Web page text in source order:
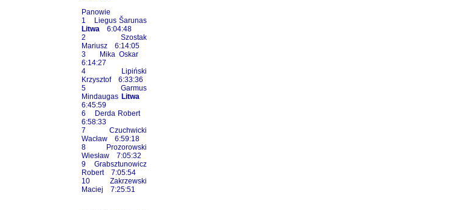
Panowie
1 Liegus Šarunas
Litwa 6:04:48
2 Szostak
Mariusz 6:14:05
3 Mika Oskar
6:14:27
4 Lipiński
Krzysztof 6:33:36
5 Garmus
Mindaugas Litwa
6:45:59
6 Derda Robert
6:58:33
7 Czuchwicki
Wacław 6:59:18
8 Prozorowski
Wiesław 7:05:32
9 Grabsztunowicz
Robert 7:05:54
10 Zakrzewski
Maciej 7:25:51